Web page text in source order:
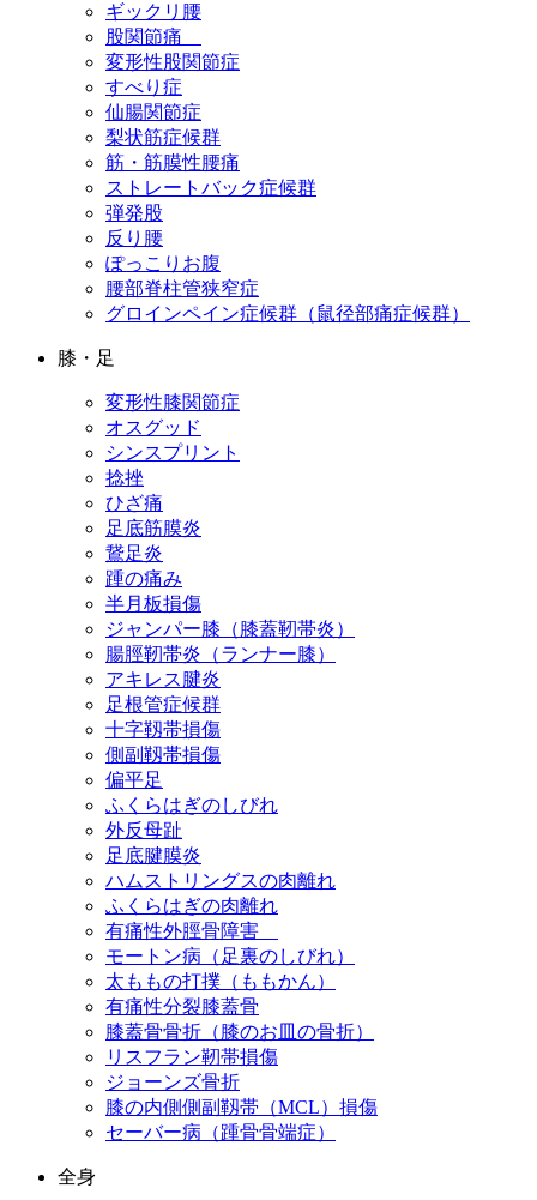
ギックリ腰
股関節痛
変形性股関節症
すべり症
仙腸関節症
梨状筋症候群
筋・筋膜性腰痛
ストレートバック症候群
弾発股
反り腰
ぽっこりお腹
腰部脊柱管狭窄症
グロインペイン症候群（鼠径部痛症候群）
膝・足
変形性膝関節症
オスグッド
シンスプリント
捻挫
ひざ痛
足底筋膜炎
鵞足炎
踵の痛み
半月板損傷
ジャンパー膝（膝蓋靭帯炎）
腸脛靭帯炎（ランナー膝）
アキレス腱炎
足根管症候群
十字靱帯損傷
側副靱帯損傷
偏平足
ふくらはぎのしびれ
外反母趾
足底腱膜炎
ハムストリングスの肉離れ
ふくらはぎの肉離れ
有痛性外脛骨障害
モートン病（足裏のしびれ）
太ももの打撲（ももかん）
有痛性分裂膝蓋骨
膝蓋骨骨折（膝のお皿の骨折）
リスフラン靭帯損傷
ジョーンズ骨折
膝の内側側副靱帯（MCL）損傷
セーバー病（踵骨骨端症）
全身